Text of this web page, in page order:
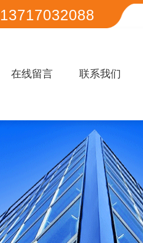
13717032088
在线留言 联系我们